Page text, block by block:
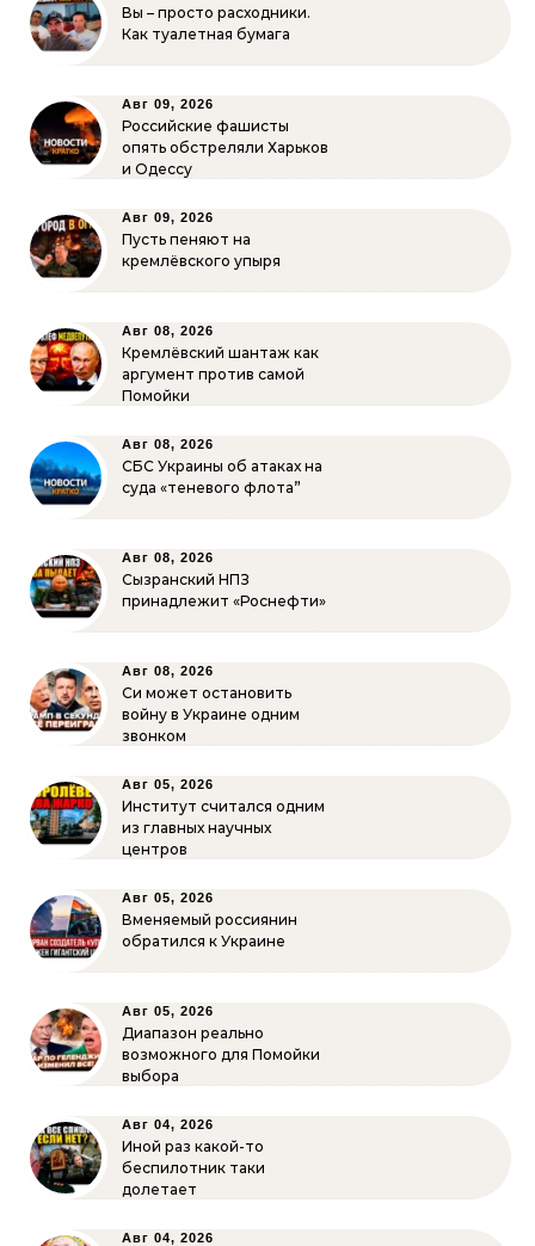
Вы – просто расходники.
Как туалетная бумага
Авг 09, 2026
Российские фашисты
опять обстреляли Харьков
и Одессу
Авг 09, 2026
Пусть пеняют на
кремлёвского упыря
Авг 08, 2026
Кремлёвский шантаж как
аргумент против самой
Помойки
Авг 08, 2026
СБС Украины об атаках на
суда «теневого флота”
Авг 08, 2026
Сызранский НПЗ
принадлежит «Роснефти»
Авг 08, 2026
Си может остановить
войну в Украине одним
звонком
Авг 05, 2026
Институт считался одним
из главных научных
центров
Авг 05, 2026
Вменяемый россиянин
обратился к Украине
Авг 05, 2026
Диапазон реально
возможного для Помойки
выбора
Авг 04, 2026
Иной раз какой-то
беспилотник таки
долетает
Авг 04, 2026